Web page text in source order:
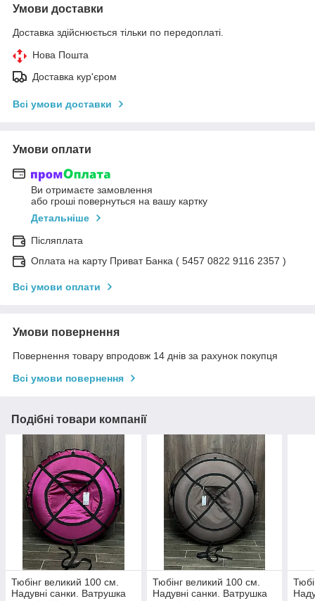
Умови доставки
Доставка здійснюється тільки по передоплаті.
Нова Пошта
Доставка кур'єром
Всі умови доставки
Умови оплати
Ви отримаєте замовлення
або гроші повернуться на вашу картку
Детальніше
Післяплата
Оплата на карту Приват Банка ( 5457 0822 9116 2357 )
Всі умови оплати
Умови повернення
Повернення товару впродовж 14 днів за рахунок покупця
Всі умови повернення
Подібні товари компанії
Тюбінг великий 100 см.
Надувні санки. Ватрушка
Тюбінг великий 100 см.
Надувні санки. Ватрушка